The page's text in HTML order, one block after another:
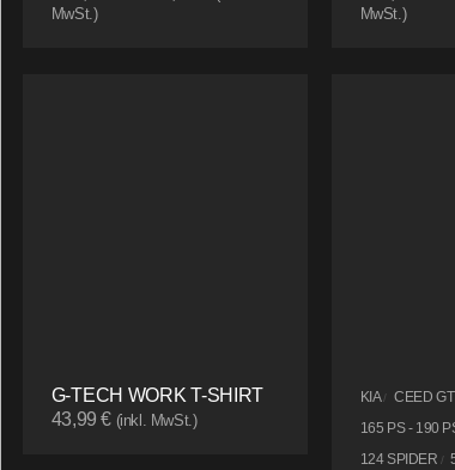
MwSt.)
MwSt.)
G-TECH WORK T-SHIRT
43,99€ (inkl. MwSt.)
KIA/ CEED GT
165 PS - 190
124 SPIDER /